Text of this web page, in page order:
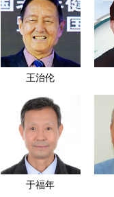
王治伦
于福年